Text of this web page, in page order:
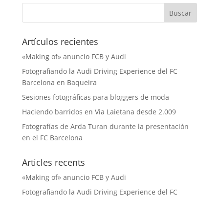
Artículos recientes
«Making of» anuncio FCB y Audi
Fotografiando la Audi Driving Experience del FC
Barcelona en Baqueira
Sesiones fotográficas para bloggers de moda
Haciendo barridos en Via Laietana desde 2.009
Fotografías de Arda Turan durante la presentación
en el FC Barcelona
Articles recents
«Making of» anuncio FCB y Audi
Fotografiando la Audi Driving Experience del FC